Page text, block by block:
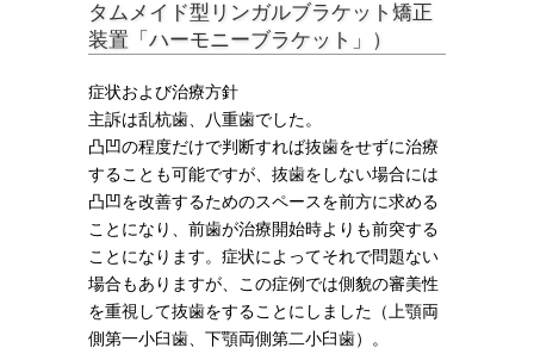
タムメイド型リンガルブラケット矯正
装置「ハーモニーブラケット」）
症状および治療方針
主訴は乱杭歯、八重歯でした。
凸凹の程度だけで判断すれば抜歯をせずに治療
することも可能ですが、抜歯をしない場合には
凸凹を改善するためのスペースを前方に求める
ことになり、前歯が治療開始時よりも前突する
ことになります。症状によってそれで問題ない
場合もありますが、この症例では側貌の審美性
を重視して抜歯をすることにしました（上顎両
側第一小臼歯、下顎両側第二小臼歯）。